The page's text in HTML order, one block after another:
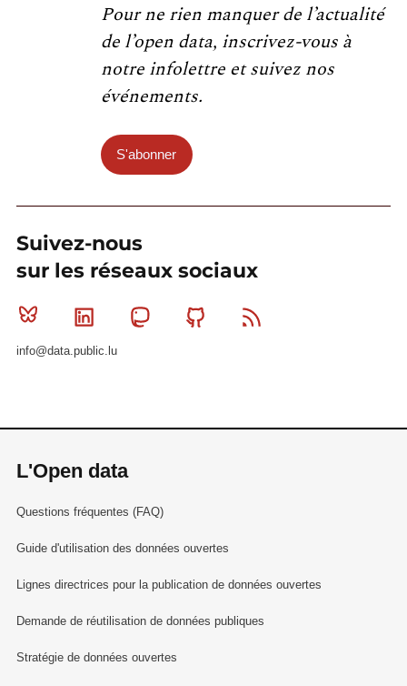
Pour ne rien manquer de l’actualité
de l’open data, inscrivez-vous à
notre infolettre et suivez nos
événements.
S'abonner
Suivez-nous
sur les réseaux sociaux
Bluesky Linkedin MastodonGithub
info@data.public.lu
L'Open data
Questions fréquentes (FAQ)
Guide d'utilisation des données ouvertes
Lignes directrices pour la publication de données ouvertes
Demande de réutilisation de données publiques
Stratégie de données ouvertes